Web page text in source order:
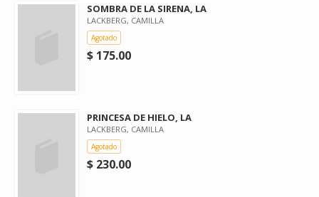
SOMBRA DE LA SIRENA, LA
LACKBERG, CAMILLA
Agotado
$ 175.00
PRINCESA DE HIELO, LA
LACKBERG, CAMILLA
Agotado
$ 230.00